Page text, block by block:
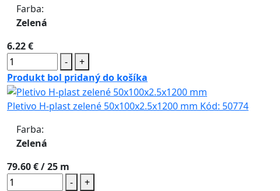
Farba:
Zelená
6.22 €
-
+
Produkt bol pridaný do košíka
Pletivo H-plast zelené 50x100x2.5x1200 mm Kód: 50774
Farba:
Zelená
79.60 €/ 25 m
-
+